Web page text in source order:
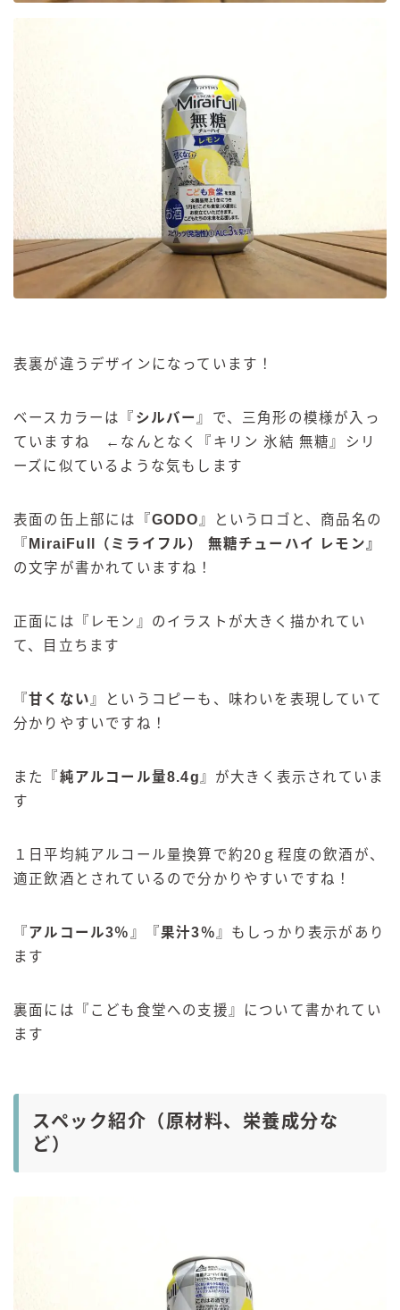
表裏が違うデザインになっています！
ベースカラーは『 シルバー 』で、三角形の模様が入っ
ていますね ←なんとなく『キリン 氷結 無糖』シリ
ーズに似ているような気もします
表面の缶上部には『GODO 』というロゴと、商品名の
『 MiraiFull（ミライフル） 無糖チューハイ レモン 』
の文字が書かれていますね！
正面には『レモン』のイラストが大きく描かれてい
て、目立ちます
『甘くない 』というコピーも、味わいを表現していて
分かりやすいですね！
また『純アルコール量8.4g 』が大きく表示されていま
す
１日平均純アルコール量換算で約20ｇ程度の飲酒が、
適正飲酒とされているので分かりやすいですね！
『アルコール3％ 』『果汁3％ 』もしっかり表示があり
ます
裏面には『こども食堂への支援』について書かれてい
ます
スペック紹介（原材料、栄養成分な
ど）